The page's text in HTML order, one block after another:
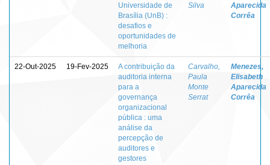
Universidade de
Brasília (UnB) :
desafios e
oportunidades de
melhoria
Silva
Aparecida
Corrêa
22-Out-2025 19-Fev-2025
A contribuição da
auditoria interna
para a
governança
organizacional
pública : uma
análise da
percepção de
auditores e
gestores
Carvalho,
Paula
Monte
Serrat
Menezes,
Elisabeth
Aparecida
Corrêa